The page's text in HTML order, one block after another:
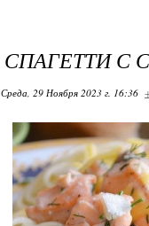
СПАГЕТТИ С
Среда, 29 Ноября 2023 г. 16:36